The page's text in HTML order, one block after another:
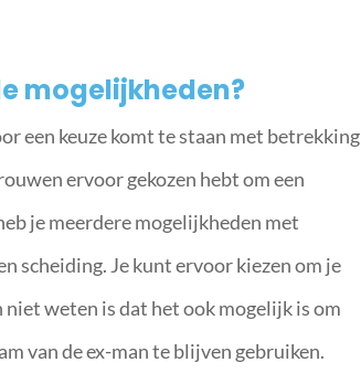
mogelijkheden?
een keuze komt te staan met betrekking
ervoor gekozen hebt om een
je meerdere mogelijkheden met
scheiding. Je kunt ervoor kiezen om je
niet weten is dat het ook mogelijk is om
van de ex-man te blijven gebruiken.